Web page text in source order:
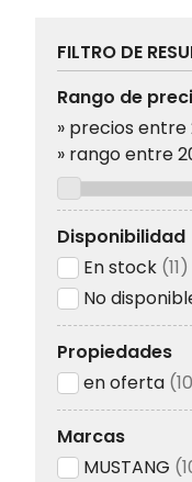
FILTRO DE
Rango de
» precios entre
» rango entre
Disponibilidad
En stock (11)
No
Propiedades
en oferta
Marcas
MUSTANG